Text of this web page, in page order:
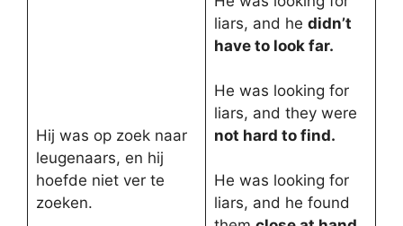
Hij was op zoek naar
leugenaars, en hij
hoefde niet ver te
zoeken.
liars, and he didn’t
have to look far.
He was looking for
liars, and they were
not hard to find.
He was looking for
liars, and he found